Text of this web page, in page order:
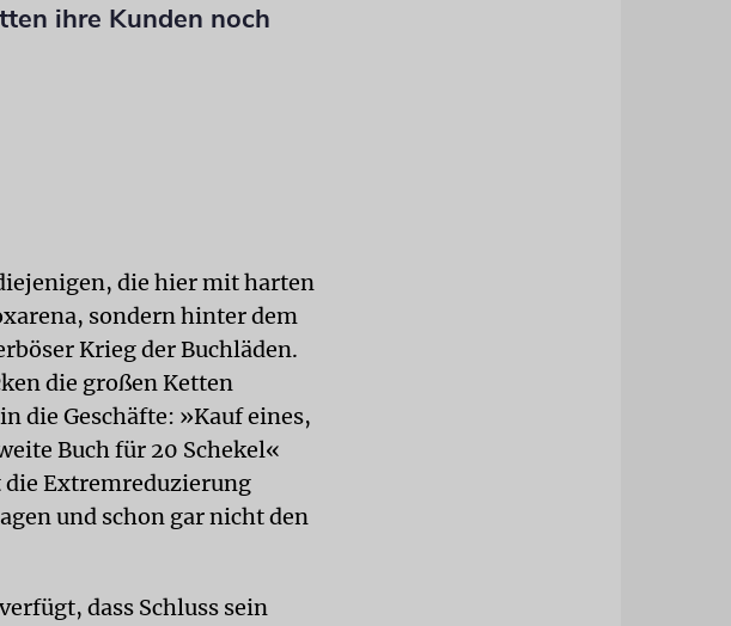
ihre Kunden noch
die hier mit harten
sondern hinter dem
Krieg der Buchläden.
die großen Ketten
die Geschäfte: »Kauf eines,
Buch für 20 Schekel«
die Extremreduzierung
und schon gar nicht den
dass Schluss sein